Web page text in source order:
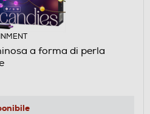
a forma di perla